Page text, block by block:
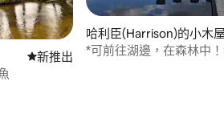
新住處
新推出
哈利臣(Harrison)的小木屋
*可前往湖邊，在森林中！